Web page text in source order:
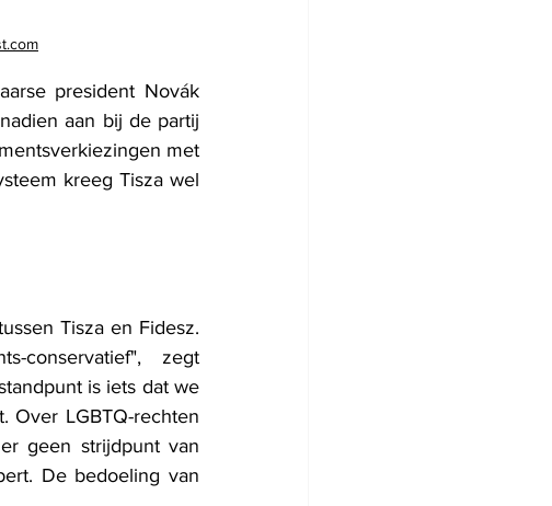
president Novák
aan bij de partij
met
kreeg Tisza wel
Tisza en Fidesz.
conservatief", zegt
is iets dat we
Over LGBTQ-rechten
geen strijdpunt van
De bedoeling van